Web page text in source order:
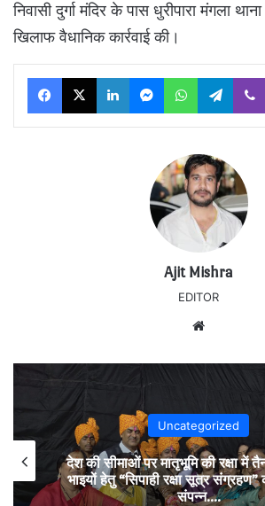
निवासी दुर्गा मंदिर के पास धुरीपारा मंगला
खिलाफ वैधानिक कार्रवाई की।
Facebook
X LinkedInMessengerWhatsApp
Ajit Mishra
EDITOR
Uncategorized
देश की सीमाओं पर मातृभूमि की रक्षा में
भाइयों हेतु “सिपाही रक्षा सूत्र
संपन्न….